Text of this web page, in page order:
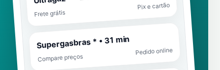
Frete grátis
Pix e cartão
Supergasbras * • 31 min
Compare preços
Pedido online